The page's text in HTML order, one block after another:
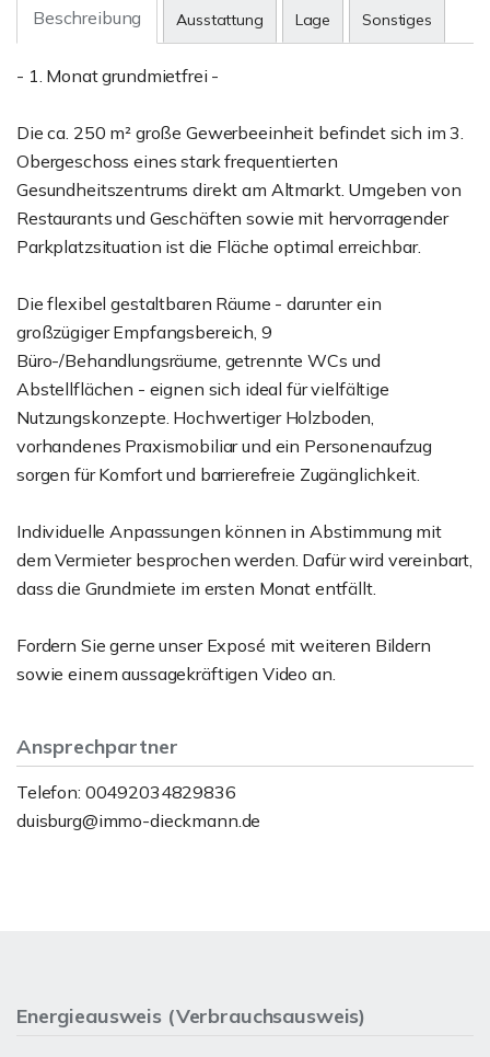
Beschreibung Ausstattung Lage Sonstiges
- 1. Monat grundmietfrei -
Die ca. 250 m² große Gewerbeeinheit befindet sich im 3.
Obergeschoss eines stark frequentierten
Gesundheitszentrums direkt am Altmarkt. Umgeben von
Restaurants und Geschäften sowie mit hervorragender
Parkplatzsituation ist die Fläche optimal erreichbar.
Die flexibel gestaltbaren Räume - darunter ein
großzügiger Empfangsbereich, 9
Büro-/Behandlungsräume, getrennte WCs und
Abstellflächen - eignen sich ideal für vielfältige
Nutzungskonzepte. Hochwertiger Holzboden,
vorhandenes Praxismobiliar und ein Personenaufzug
sorgen für Komfort und barrierefreie Zugänglichkeit.
Individuelle Anpassungen können in Abstimmung mit
dem Vermieter besprochen werden. Dafür wird vereinbart,
dass die Grundmiete im ersten Monat entfällt.
Fordern Sie gerne unser Exposé mit weiteren Bildern
sowie einem aussagekräftigen Video an.
Ansprechpartner
Telefon: 00492034829836
duisburg@immo-dieckmann.de
Energieausweis (Verbrauchsausweis)